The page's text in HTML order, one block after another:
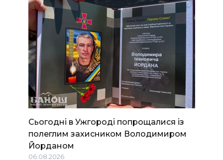
Сьогодні в Ужгороді попрощалися із
полеглим захисником Володимиром
Йорданом
06.08.2026